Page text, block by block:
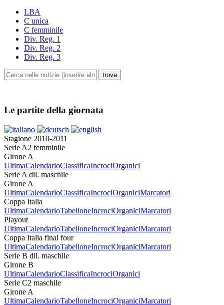
LBA
C unica
C femminile
Div. Reg. 1
Div. Reg. 2
Div. Reg. 3
Le partite della giornata
Stagione 2010-2011
Serie A2 femminile
Girone A
UltimaCalendarioClassificaIncrociOrganici
Serie A dil. maschile
Girone A
UltimaCalendarioClassificaIncrociOrganiciMarcatori
Coppa Italia
UltimaCalendarioTabelloneIncrociOrganiciMarcatori
Playout
UltimaCalendarioTabelloneIncrociOrganiciMarcatori
Coppa Italia final four
UltimaCalendarioTabelloneIncrociOrganiciMarcatori
Serie B dil. maschile
Girone B
UltimaCalendarioClassificaIncrociOrganici
Serie C2 maschile
Girone A
UltimaCalendarioTabelloneIncrociOrganiciMarcatori